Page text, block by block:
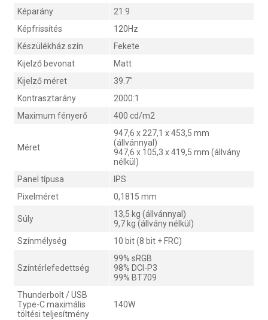
Képarány
21:9
Képfrissítés
120Hz
Készülékház szín
Fekete
Kijelző bevonat
Matt
Kijelző méret
39.7"
Kontrasztarány
2000:1
Maximum fényerő
400 cd/m2
Méret
947,6 x 227,1 x 453,5 mm
(állvánnyal)
947,6 x 105,3 x 419,5 mm (állvány
nélkül)
Panel típusa
IPS
Pixelméret
0,1815 mm
Súly
13,5 kg (állvánnyal)
9,7 kg (állvány nélkül)
Színmélység
10 bit (8 bit + FRC)
Színtérlefedettség
99% sRGB
98% DCI-P3
99% BT709
Thunderbolt / USB
Type-C maximális
töltési teljesítmény
140W